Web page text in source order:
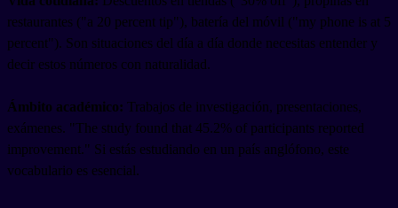
restaurantes ("a 20 percent tip"), batería del móvil ("my phone is at 5
percent"). Son situaciones del día a día donde necesitas entender y
decir estos números con naturalidad.
Ámbito académico: Trabajos de investigación, presentaciones,
exámenes. "The study found that 45.2% of participants reported
improvement." Si estás estudiando en un país anglófono, este
vocabulario es esencial.